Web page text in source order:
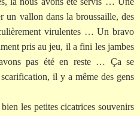
un vallon dans la broussaille, des
virulentes … Un bravo
pris au jeu, il a fini les jambes
pas été en reste … Ça se
il y a même des gens
les petites cicatrices souvenirs